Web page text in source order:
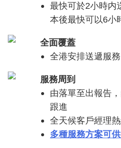
最快可於2小時内
本後最快可以6小
全面覆蓋
全港安排送遞服務
服務周到
由落單至出報告
跟進
全天候客戶經理
多種服務方案可